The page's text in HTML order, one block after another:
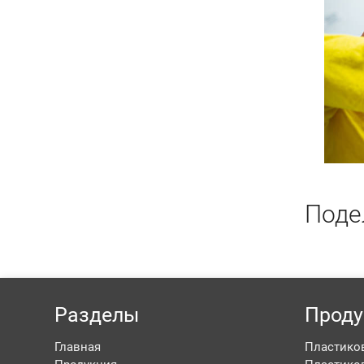
Разделы
Главная